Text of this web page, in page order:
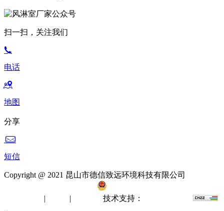
扫一扫，关注我们
电话
地图
分享
短信
Copyright @ 2021 昆山市德信致远环境科技有限公司
| | 技术支持：